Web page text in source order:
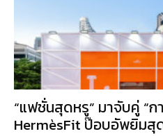
“แฟชั่นสุดหรู” มาจับคู่ “
HermèsFit ป๊อบอัพยิมสุ